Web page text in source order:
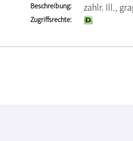
Beschreibung zahlr. Ill.,
Zugriffsrechte